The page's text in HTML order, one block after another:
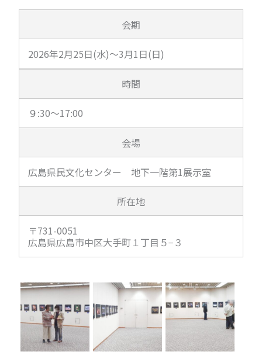
会期
2026年2月25日(水)～3月1日(日)
時間
９:30～17:00
会場
広島県民文化センター 地下一階第1展示室
所在地
〒731-0051
広島県広島市中区大手町１丁目５−３